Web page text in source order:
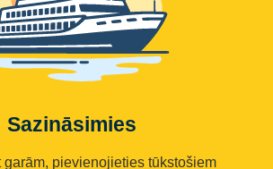
Sazināsimies
garām, pievienojieties tūkstošiem